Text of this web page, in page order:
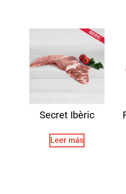
Secret Ibèric
Leer más